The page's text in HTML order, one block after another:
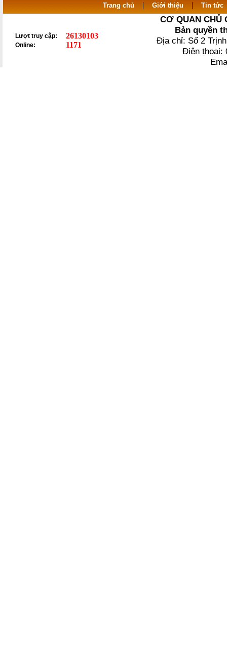
Trang chủ | Giới thiệu | Tin tức
Lượt truy cập: 26130103
Online: 1171
CƠ QUAN CHỦ
Bản quyền
Địa chỉ: Số 2
Điện